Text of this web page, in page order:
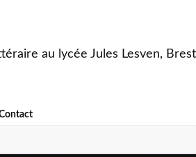
au lycée Jules Lesven, Brest